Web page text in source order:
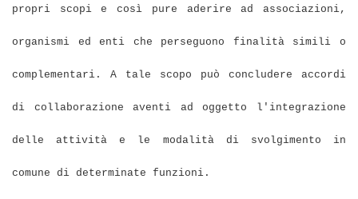
propri scopi e così pure aderire ad associazioni,
organismi ed enti che perseguono finalità simili o
complementari. A tale scopo può concludere accordi
di collaborazione aventi ad oggetto l'integrazione
delle attività e le modalità di svolgimento in
comune di determinate funzioni.